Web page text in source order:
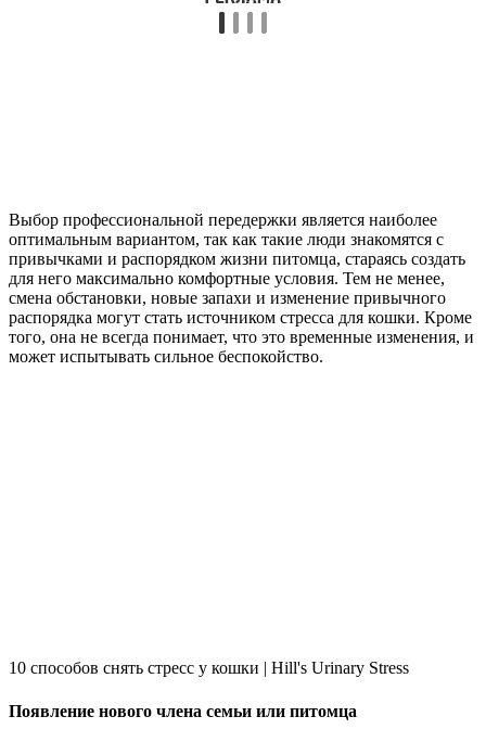
Выбор профессиональной передержки является наиболее
оптимальным вариантом, так как такие люди знакомятся с
привычками и распорядком жизни питомца, стараясь создать
для него максимально комфортные условия. Тем не менее,
смена обстановки, новые запахи и изменение привычного
распорядка могут стать источником стресса для кошки. Кроме
того, она не всегда понимает, что это временные изменения, и
может испытывать сильное беспокойство.
10 способов снять стресс у кошки | Hill's Urinary Stress
Появление нового члена семьи или питомца